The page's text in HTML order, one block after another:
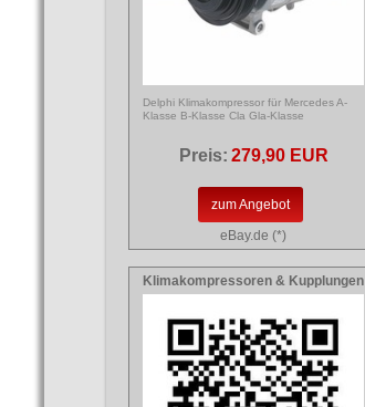
Delphi Klimakompressor für Mercedes A-
Klasse B-Klasse Cla Gla-Klasse
Preis: 279,90 EUR
zum Angebot
eBay.de (*)
Klimakompressoren & Kupplungen